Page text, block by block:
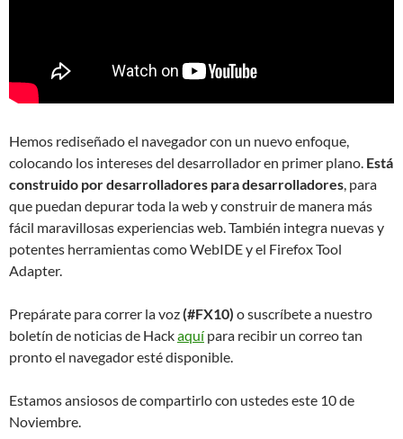
Hemos rediseñado el navegador con un nuevo enfoque,
colocando los intereses del desarrollador en primer plano. Está
construido por desarrolladores para desarrolladores , para
que puedan depurar toda la web y construir de manera más
fácil maravillosas experiencias web. También integra nuevas y
potentes herramientas como WebIDE y el Firefox Tool
Adapter.
Prepárate para correr la voz(#FX10) o suscríbete a nuestro
boletín de noticias de Hackaquí para recibir un correo tan
pronto el navegador esté disponible.
Estamos ansiosos de compartirlo con ustedes este 10 de
Noviembre.